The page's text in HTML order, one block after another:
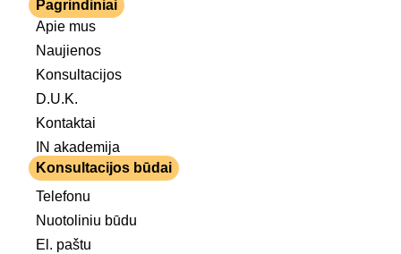
Pagrindiniai
Apie mus
Naujienos
Konsultacijos
D.U.K.
Kontaktai
IN akademija
Konsultacijos būdai
Telefonu
Nuotoliniu būdu
El. paštu